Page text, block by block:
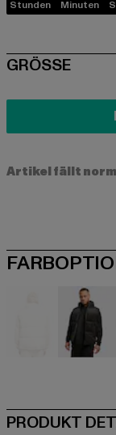
Stunden Minuten
SIZE
GRÖSSE
Artikel fällt
PRODUKT